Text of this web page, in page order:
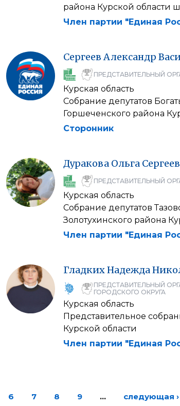
района Курской области
Член партии "Единая
Сергеев Александр
ПРЕДСТАВИТЕЛЬНЫЙ
Курская область
Собрание депутатов
Горшеченского района
Сторонник
Дуракова Ольга
ПРЕДСТАВИТЕЛЬНЫЙ
Курская область
Собрание депутатов
Золотухинского района
Член партии "Единая
ГладкихНадежда
ПРЕДСТАВИТЕЛЬНЫЙ
ГОРОДСКОГО ОКРУГА
Курская область
Представительное
Курской области
Член партии "Единая
6 7 8 9 … следующая ›